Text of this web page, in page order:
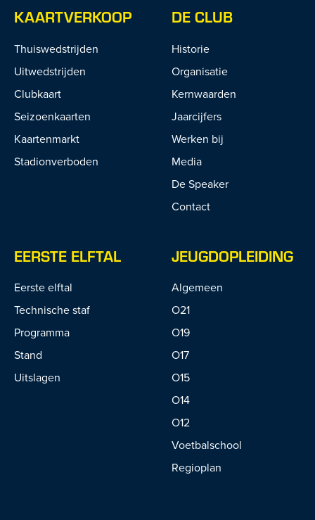
KAARTVERKOOP
Thuiswedstrijden
Uitwedstrijden
Clubkaart
Seizoenkaarten
Kaartenmarkt
Stadionverboden
DE CLUB
Historie
Organisatie
Kernwaarden
Jaarcijfers
Werken bij
Media
De Speaker
Contact
EERSTE ELFTAL
Eerste elftal
Technische staf
Programma
Stand
Uitslagen
JEUGDOPLEIDING
Algemeen
O21
O19
O17
O15
O14
O12
Voetbalschool
Regioplan